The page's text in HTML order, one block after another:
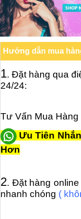
Hướng dẫn mua
1. Đặt hàng qua
24/24:
Tư Vấn Mua Hàng
Ưu Tiên
Hơn
2. Đặt hàng
nhanh chóng (